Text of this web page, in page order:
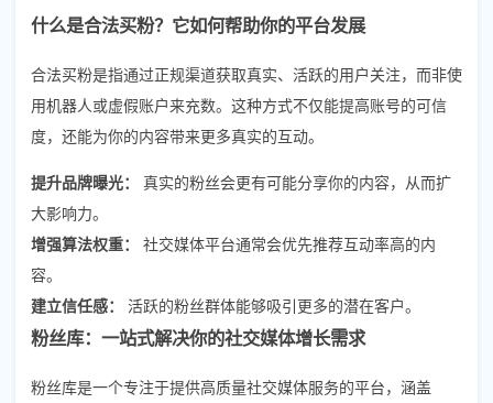
什么是合法买粉？它如何帮助你的平台发展
合法买粉是指通过正规渠道获取真实、活跃的用户关注，而非使
用机器人或虚假账户来充数。这种方式不仅能提高账号的可信
度，还能为你的内容带来更多真实的互动。
提升品牌曝光：
真实的粉丝会更有可能分享你的内容，从而扩
大影响力。
增强算法权重：
社交媒体平台通常会优先推荐互动率高的内
容。
建立信任感：
活跃的粉丝群体能够吸引更多的潜在客户。
粉丝库：一站式解决你的社交媒体增长需求
粉丝库是一个专注于提供高质量社交媒体服务的平台，涵盖